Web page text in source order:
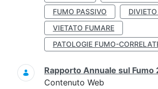
FUMO PASSIVO
VIETATO FUMARE
PATOLOGIE FUMO-
Rapporto Annuale sul Fumo
Contenuto Web